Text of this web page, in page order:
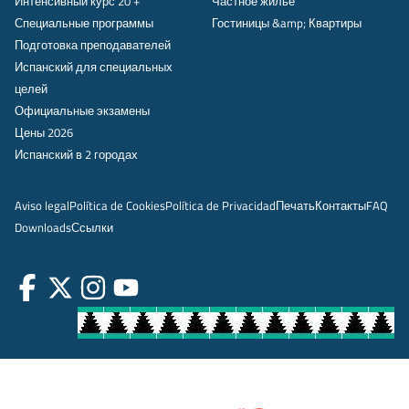
Специальные программы
Подготовка преподавателей
Испанский для специальных
целей
Официальные экзамены
Цены 2026
Испанский в 2 городах
Гостиницы &amp; Квартиры
Aviso legalPolítica de CookiesPolítica de PrivacidadПечатьКонтактыFAQ
DownloadsСсылки